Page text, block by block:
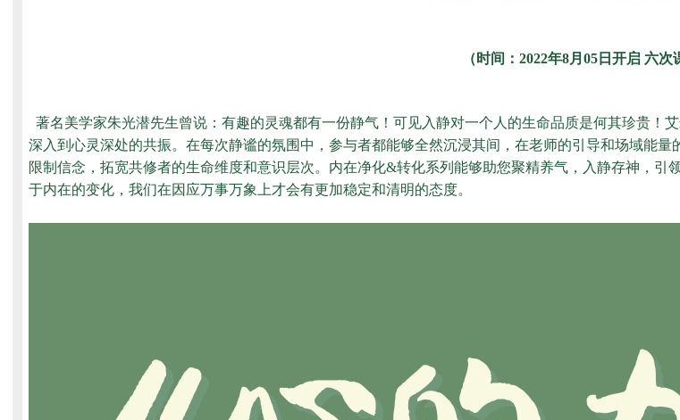
（时间：2022年8月05日开启 六
著名美学家朱光潜先生曾说：有趣的灵魂都有一份静气！可见入静对一个人的生命品质是何其珍贵
深入到心灵深处的共振。在每次静谧的氛围中，参与者都能够全然沉浸其间，在老师的引导和场域能
限制信念，拓宽共修者的生命维度和意识层次。内在净化&转化系列能够助您聚精养气，入静存神，
于内在的变化，我们在因应万事万象上才会有更加稳定和清明的态度。